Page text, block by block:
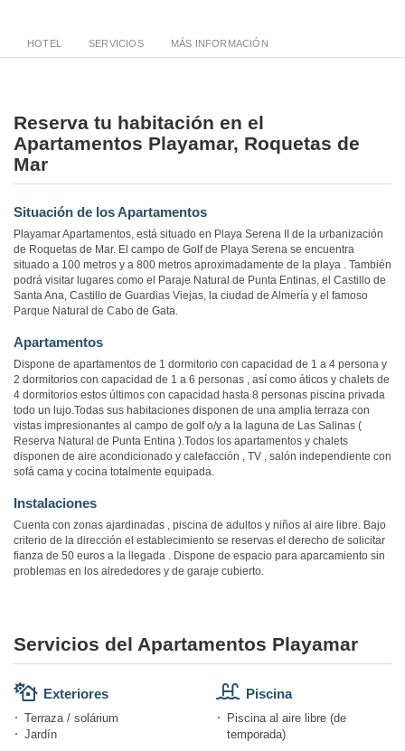
HOTEL SERVICIOS MÁS INFORMACIÓN
Reserva tu habitación en el
Apartamentos Playamar, Roquetas de
Mar
Situación de los Apartamentos
Playamar Apartamentos, está situado en Playa Serena II de la urbanización
de Roquetas de Mar. El campo de Golf de Playa Serena se encuentra
situado a 100 metros y a 800 metros aproximadamente de la playa . También
podrá visitar lugares como el Paraje Natural de Punta Entinas, el Castillo de
Santa Ana, Castillo de Guardias Viejas, la ciudad de Almería y el famoso
Parque Natural de Cabo de Gata.
Apartamentos
Dispone de apartamentos de 1 dormitorio con capacidad de 1 a 4 persona y
2 dormitorios con capacidad de 1 a 6 personas , así como áticos y chalets de
4 dormitorios estos últimos con capacidad hasta 8 personas piscina privada
todo un lujo.Todas sus habitaciones disponen de una amplia terraza con
vistas impresionantes al campo de golf o/y a la laguna de Las Salinas (
Reserva Natural de Punta Entina ).Todos los apartamentos y chalets
disponen de aire acondicionado y calefacción , TV , salón independiente con
sofá cama y cocina totalmente equipada.
Instalaciones
Cuenta con zonas ajardinadas , piscina de adultos y niños al aire libre. Bajo
criterio de la dirección el establecimiento se reservas el derecho de solicitar
fianza de 50 euros a la llegada . Dispone de espacio para aparcamiento sin
problemas en los alrededores y de garaje cubierto.
Servicios del Apartamentos Playamar
Exteriores
Terraza / solárium
Jardín
Piscina
Piscina al aire libre (de
temporada)